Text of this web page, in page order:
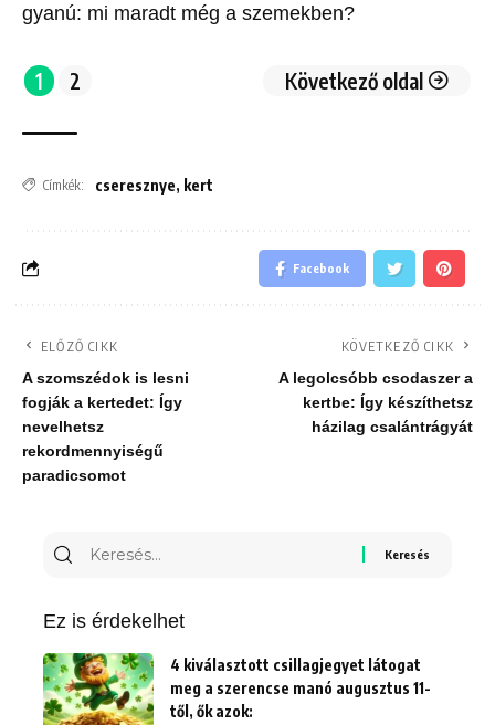
gyanú: mi maradt még a szemekben?
1 2 Következő oldal
Címkék: cseresznye, kert
Facebook
ELŐZŐ CIKK
A szomszédok is lesni
fogják a kertedet: Így
nevelhetsz
rekordmennyiségű
paradicsomot
KÖVETKEZŐ CIKK
A legolcsóbb csodaszer a
kertbe: Így készíthetsz
házilag csalántrágyát
Keresés
Ez is érdekelhet
4 kiválasztott csillagjegyet látogat
meg a szerencse manó augusztus 11-
től, ők azok: